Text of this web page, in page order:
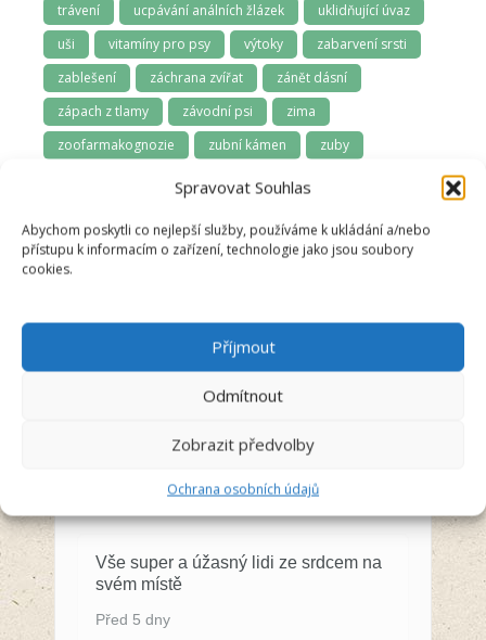
Spravovat Souhlas
Abychom poskytli co nejlepší služby, používáme k ukládání a/nebo
přístupu k informacím o zařízení, technologie jako jsou soubory
cookies.
Příjmout
Odmítnout
Zobrazit předvolby
Ochrana osobních údajů
trávení
ucpávání análních žlázek
uklidňující úvaz
uši
vitamíny pro psy výtoky
zabarvení srsti
zablešení
záchrana zvířat
zánět dásní
zápach z tlamy
závodní psi
zima
zoofarmakognozie
zubní kámen
zuby
zúžená průdušnice
Recenzent
5/5
Vše super a úžasný lidi ze srdcem na
svém místě
Před 5 dny